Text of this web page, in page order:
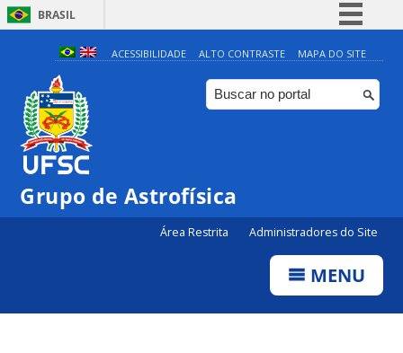
BRASIL
Simplifique!
Comunica BR
Participe
ACESSIBILIDADE ALTO CONTRASTE MAPA DO SITE
Grupo de Astrofísica
Área Restrita Administradores do Site
MENU